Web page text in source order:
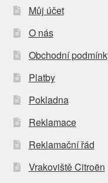
Můj účet
O nás
Obchodní
Platby
Pokladna
Reklamace
Reklamační řád
Vrakoviště Citroën